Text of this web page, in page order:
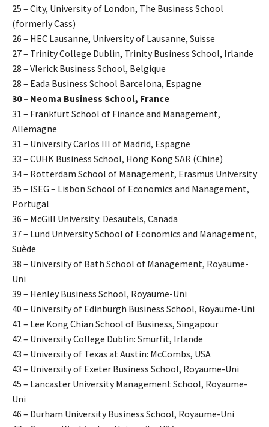
25 – City, University of London, The Business School
(formerly Cass)
26 – HEC Lausanne, University of Lausanne, Suisse
27 – Trinity College Dublin, Trinity Business School, Irlande
28 – Vlerick Business School, Belgique
28 – Eada Business School Barcelona, Espagne
30 – Neoma Business School, France
31 – Frankfurt School of Finance and Management,
Allemagne
31 – University Carlos III of Madrid, Espagne
33 – CUHK Business School, Hong Kong SAR (Chine)
34 – Rotterdam School of Management, Erasmus University
35 – ISEG – Lisbon School of Economics and Management,
Portugal
36 – McGill University: Desautels, Canada
37 – Lund University School of Economics and Management,
Suède
38 – University of Bath School of Management, Royaume-
Uni
39 – Henley Business School, Royaume-Uni
40 – University of Edinburgh Business School, Royaume-Uni
41 – Lee Kong Chian School of Business, Singapour
42 – University College Dublin: Smurfit, Irlande
43 – University of Texas at Austin: McCombs, USA
43 – University of Exeter Business School, Royaume-Uni
45 – Lancaster University Management School, Royaume-
Uni
46 – Durham University Business School, Royaume-Uni